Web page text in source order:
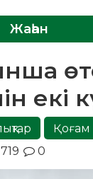
Жаһан
екі
Қоғам
719 0